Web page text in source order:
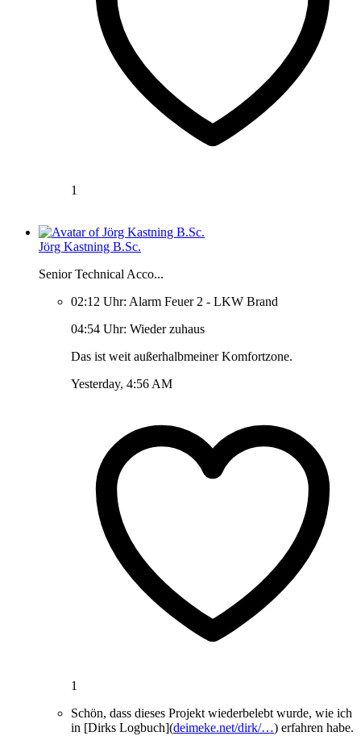
1
Jörg Kastning B.Sc.
Senior Technical Acco...
02:12 Uhr: Alarm Feuer 2 - LKW Brand
04:54 Uhr: Wieder zuhaus
Das ist weit außerhalbmeiner Komfortzone.
Yesterday, 4:56 AM
1
Schön, dass dieses Projekt wiederbelebt wurde, wie ich
in [Dirks Logbuch](deimeke.net/dirk/…) erfahren habe.